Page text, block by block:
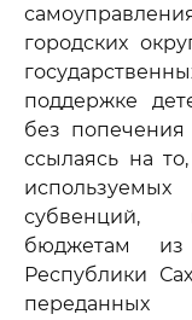
городских
поддержке
без попечения
ссылаясь на
субвенций,
бюджетам из
Республики
переданных